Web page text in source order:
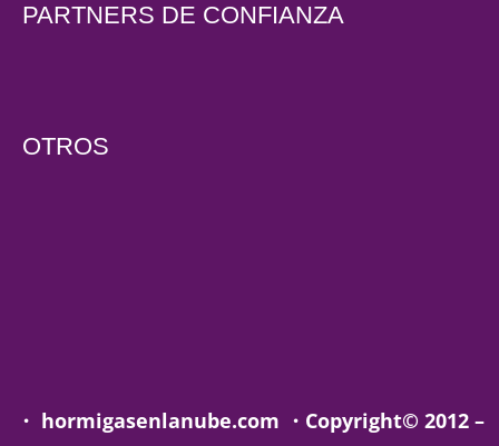
PARTNERS DE CONFIANZA
OTROS
・ hormigasenlanube.com ・ Copyright© 2012 –